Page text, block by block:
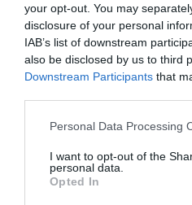
your opt-out. You may
disclosure of your personal
IAB’s list of downstream
also be disclosed by us to third
Downstream Participants that
Personal Data Processing
I want to opt-out of the
personal data.
Opted In
Ωστόσο, η 9χρονη κόρη
«Ξέρεις πώς είναι οι
με βρίσκουν
είπε η Knightley, πριν
την έδιωχνε από την
ντροπιάζεις, πήγαινε
θυμήθηκε η Knightley.